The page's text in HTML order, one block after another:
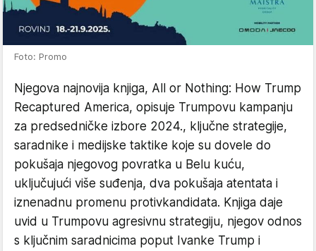
Foto: Promo
Njegova najnovija knjiga, All or Nothing: How Trump
Recaptured America, opisuje Trumpovu kampanju
za predsedničke izbore 2024., ključne strategije,
saradnike i medijske taktike koje su dovele do
pokušaja njegovog povratka u Belu kuću,
uključujući više suđenja, dva pokušaja atentata i
iznenadnu promenu protivkandidata. Knjiga daje
uvid u Trumpovu agresivnu strategiju, njegov odnos
s ključnim saradnicima poput Ivanke Trump i